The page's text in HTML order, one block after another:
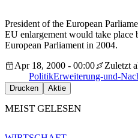
President of the European
EU enlargement would take place
European Parliament in 2004.
Apr 18, 2000 - 00:00
Zuletzt
PolitikErweiterung-und-
Drucken Aktie
MEIST GELESEN